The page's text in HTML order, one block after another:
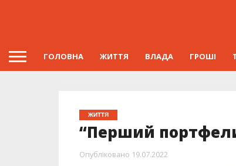
ГОЛОВНА ЖИТТЯ ВЛАДА ГРОШІ
ЖИТТЯ
“Перший
Опубліковано 19.07.2022